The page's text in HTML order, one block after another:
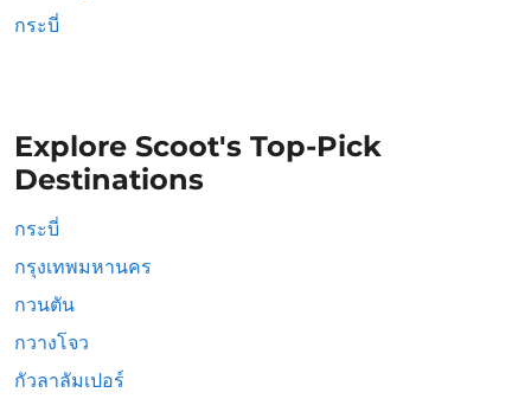
กระบี่
Explore Scoot's Top-Pick
Destinations
กระบี่
กรุงเทพมหานคร
กวนตัน
กวางโจว
กัวลาลัมเปอร์